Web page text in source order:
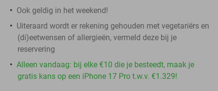
Ook geldig in het weekend!
Uiteraard wordt er rekening gehouden met vegetariërs en
(di)eetwensen of allergieën, vermeld deze bij je
reservering
Alleen vandaag: bij elke €10 die je besteedt, maak je
gratis kans op een iPhone 17 Pro t.w.v. €1.329!